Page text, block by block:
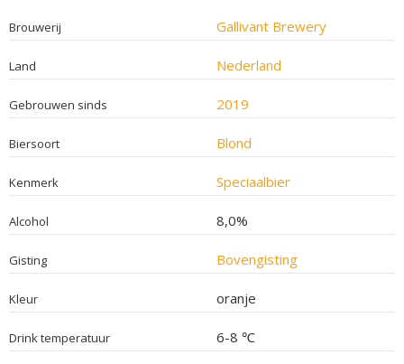
Brouwerij Gallivant Brewery
Land Nederland
Gebrouwen sinds 2019
Biersoort Blond
Kenmerk Speciaalbier
Alcohol 8,0%
Gisting Bovengisting
Kleur oranje
Drink temperatuur 6-8 ℃